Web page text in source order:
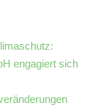
engagiert sich